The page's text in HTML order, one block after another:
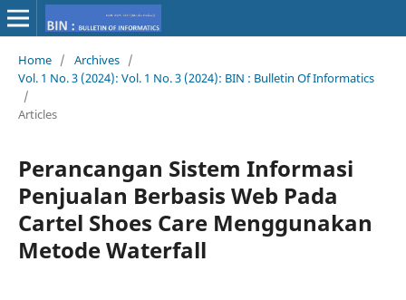
Home / Archives /
Vol. 1 No. 3 (2024): Vol. 1 No. 3 (2024): BIN : Bulletin Of Informatics
/
Articles
Perancangan Sistem Informasi
Penjualan Berbasis Web Pada
Cartel Shoes Care Menggunakan
Metode Waterfall